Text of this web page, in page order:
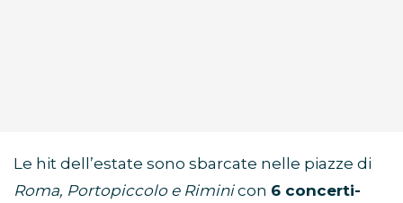
Le hit dell’estate sono sbarcate nelle piazze di
Roma, Portopiccolo e Riminicon 6 concerti-